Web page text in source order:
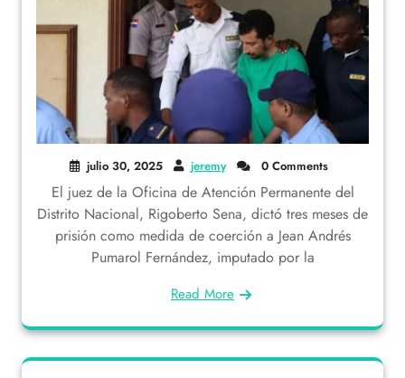
julio 30, 2025 jeremy 0 Comments
El juez de la Oficina de Atención Permanente del
Distrito Nacional, Rigoberto Sena, dictó tres meses de
prisión como medida de coerción a Jean Andrés
Pumarol Fernández, imputado por la
Read More